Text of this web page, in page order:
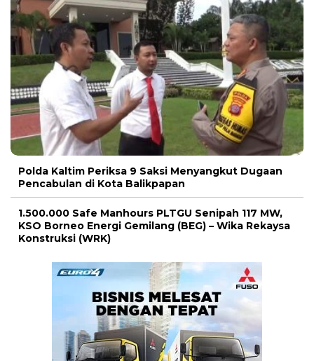
Polda Kaltim Periksa 9 Saksi Menyangkut Dugaan
Pencabulan di Kota Balikpapan
1.500.000 Safe Manhours PLTGU Senipah 117 MW,
KSO Borneo Energi Gemilang (BEG) – Wika Rekaysa
Konstruksi (WRK)